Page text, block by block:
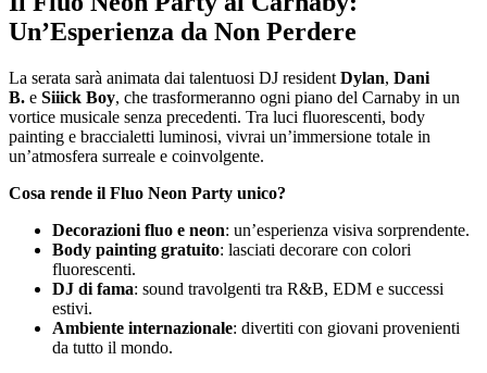
Un’Esperienza da Non Perdere
La serata sarà animata dai talentuosi DJ resident Dylan, Dani
B. e Siiick Boy, che trasformeranno ogni piano del Carnaby in un
vortice musicale senza precedenti. Tra luci fluorescenti, body
painting e braccialetti luminosi, vivrai un’immersione totale in
un’atmosfera surreale e coinvolgente.
Cosa rende il Fluo Neon Party unico?
Decorazioni fluo e neon: un’esperienza visiva sorprendente.
Body painting gratuito: lasciati decorare con colori
fluorescenti.
DJ di fama: sound travolgenti tra R&B, EDM e successi
estivi.
Ambiente internazionale: divertiti con giovani provenienti
da tutto il mondo.